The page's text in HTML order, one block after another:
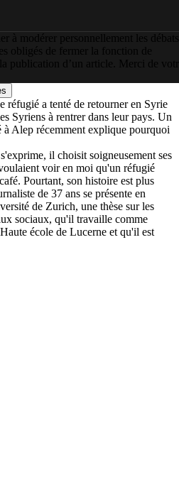
à modérer personnellement les débats
obligés de fermer la fonction de
publication d’un article. Merci de
réfugié a tenté de retourner en Syrie
Syriens à rentrer dans leur pays. Un
à Alep récemment explique pourquoi
il choisit soigneusement ses
voir en moi qu'un réfugié
Pourtant, son histoire est plus
de 37 ans se présente en
de Zurich, une thèse sur les
sociaux, qu'il travaille comme
école de Lucerne et qu'il est